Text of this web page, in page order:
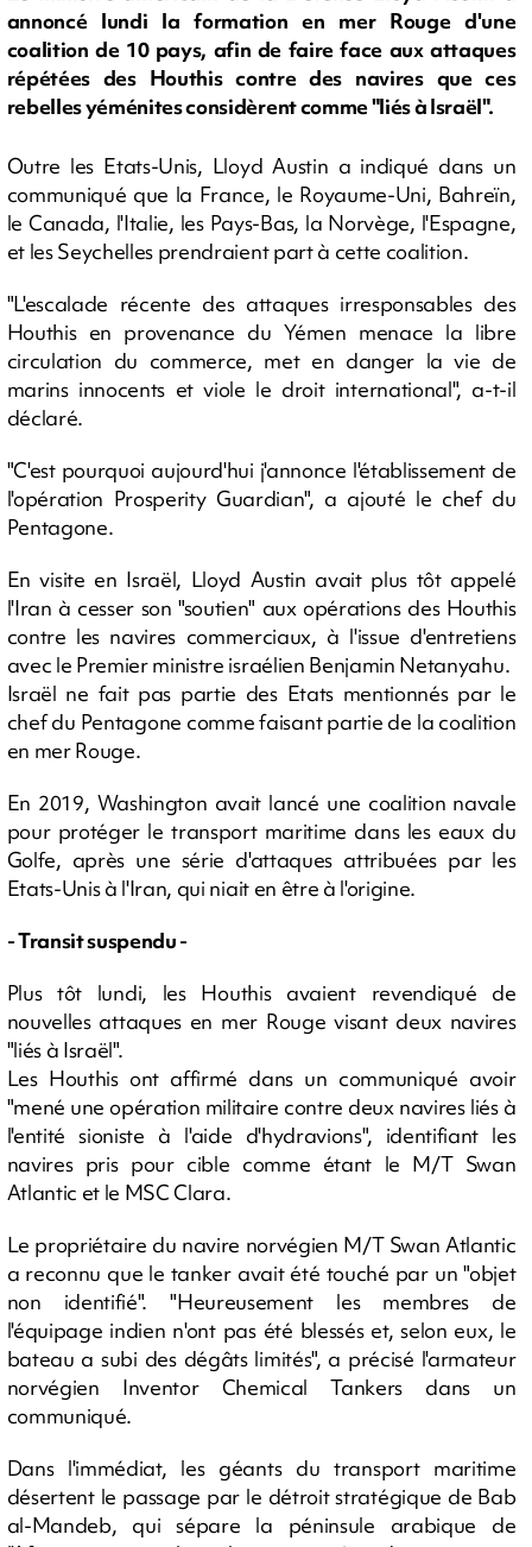
annoncé lundi la formation en mer Rouge d'une
coalition de 10 pays, afin de faire face aux attaques
répétées des Houthis contre des navires que ces
rebelles yéménites considèrent comme "liés à Israël".
Outre les Etats-Unis, Lloyd Austin a indiqué dans un
communiqué que la France, le Royaume-Uni, Bahreïn,
le Canada, l'Italie, les Pays-Bas, la Norvège, l'Espagne,
et les Seychelles prendraient part à cette coalition.
"L'escalade récente des attaques irresponsables des
Houthis en provenance du Yémen menace la libre
circulation du commerce, met en danger la vie de
marins innocents et viole le droit international", a-t-il
déclaré.
"C'est pourquoi aujourd'hui j'annonce l'établissement de
l'opération Prosperity Guardian", a ajouté le chef du
Pentagone.
En visite en Israël, Lloyd Austin avait plus tôt appelé
l'Iran à cesser son "soutien" aux opérations des Houthis
contre les navires commerciaux, à l'issue d'entretiens
avec le Premier ministre israélien Benjamin Netanyahu.
Israël ne fait pas partie des Etats mentionnés par le
chef du Pentagone comme faisant partie de la coalition
en mer Rouge.
En 2019, Washington avait lancé une coalition navale
pour protéger le transport maritime dans les eaux du
Golfe, après une série d'attaques attribuées par les
Etats-Unis à l'Iran, qui niait en être à l'origine.
- Transit suspendu -
Plus tôt lundi, les Houthis avaient revendiqué de
nouvelles attaques en mer Rouge visant deux navires
"liés à Israël".
Les Houthis ont affirmé dans un communiqué avoir
"mené une opération militaire contre deux navires liés à
l'entité sioniste à l'aide d'hydravions", identifiant les
navires pris pour cible comme étant le M/T Swan
Atlantic et le MSC Clara.
Le propriétaire du navire norvégien M/T Swan Atlantic
a reconnu que le tanker avait été touché par un "objet
non identifié". "Heureusement les membres de
l'équipage indien n'ont pas été blessés et, selon eux, le
bateau a subi des dégâts limités", a précisé l'armateur
norvégien Inventor Chemical Tankers dans un
communiqué.
Dans l'immédiat, les géants du transport maritime
désertent le passage par le détroit stratégique de Bab
al-Mandeb, qui sépare la péninsule arabique de